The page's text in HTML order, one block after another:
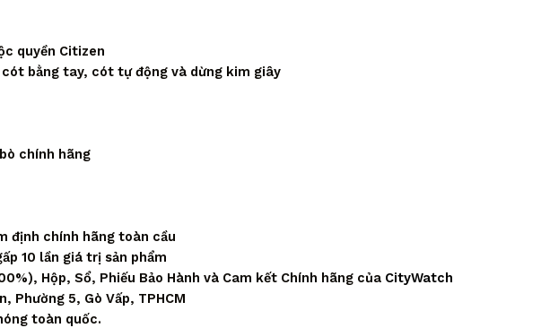
quyền Citizen
bằng tay, cót tự động và dừng kim giây
chính hãng
định chính hãng toàn cầu
10 lần giá trị sản phẩm
Hộp, Sổ, Phiếu Bảo Hành và Cam kết Chính hãng của CityWatch
Phường 5, Gò Vấp, TPHCM
toàn quốc.